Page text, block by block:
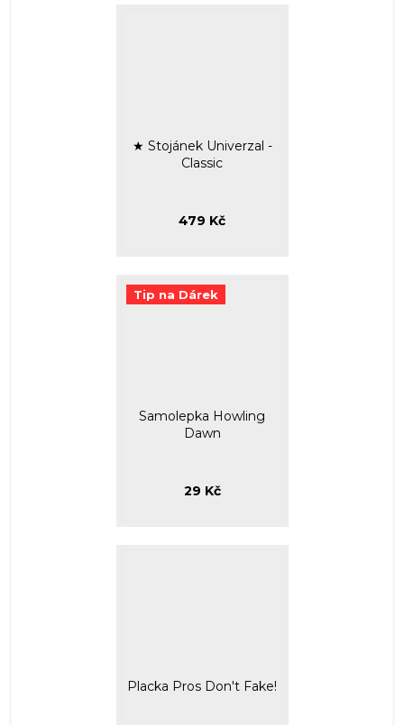
★ Stojánek Univerzal -
Classic
479 Kč
Tip na Dárek
Samolepka Howling
Dawn
29 Kč
Placka Pros Don't Fake!